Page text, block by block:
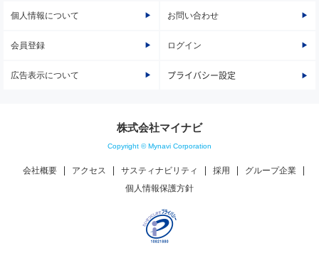
個人情報について お問い合わせ
会員登録 ログイン
広告表示について プライバシー設定
株式会社マイナビ
Copyright © Mynavi Corporation
会社概要 アクセス サスティナビリティ 採用
グループ企業
個人情報保護方針